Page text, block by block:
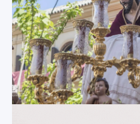
beauté intérieure
autant que par sa
magnificence
extérieure. Sa
collection d'œuvres
d'art ecclésiastiques,
de peintures,